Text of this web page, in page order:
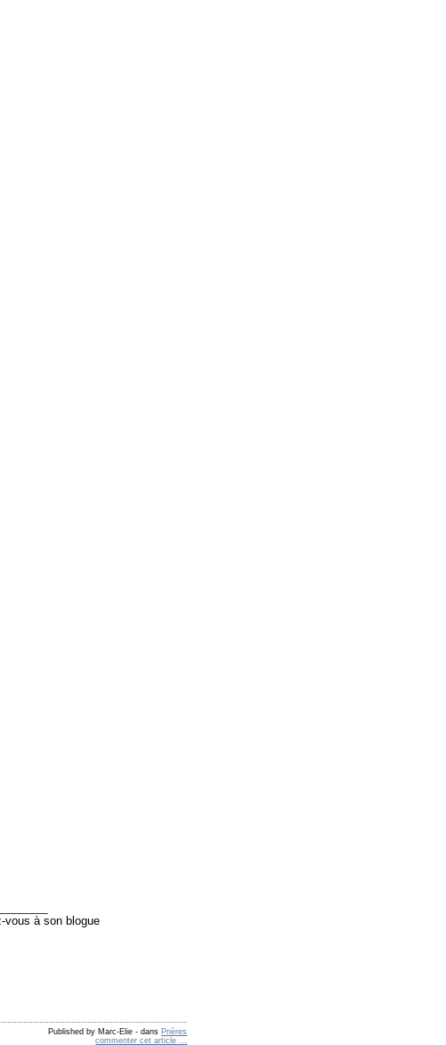
vous à son blogue
Published by Marc-Elie - dans Prières
commenter cet article